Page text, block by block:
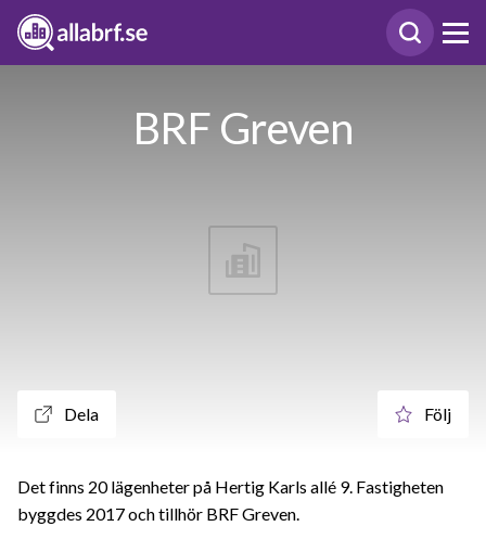
BRF Greven
Dela Följ
Det finns 20 lägenheter på Hertig Karls allé 9. Fastigheten
byggdes 2017 och tillhör BRF Greven.